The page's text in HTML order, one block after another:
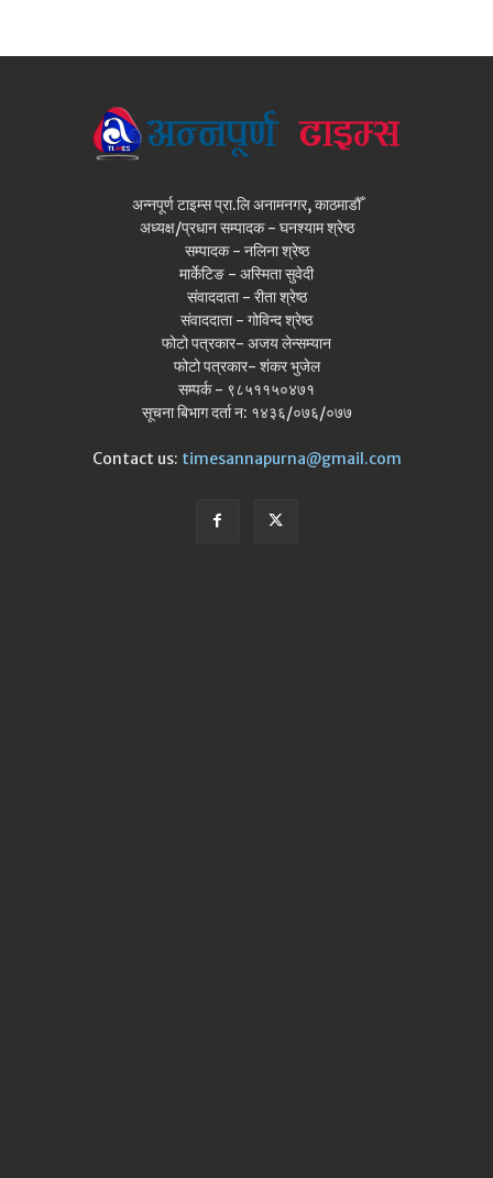
अन्नपूर्ण टाइम्स प्रा.लि अनामनगर, काठमाडौँ
अध्यक्ष/प्रधान सम्पादक - घनश्याम श्रेष्ठ
सम्पादक - नलिना श्रेष्ठ
मार्केटिङ - अस्मिता सुवेदी
संवाददाता - रीता श्रेष्ठ
संवाददाता - गोविन्द श्रेष्ठ
फोटो पत्रकार- अजय लेन्सम्यान
फोटो पत्रकार- शंकर भुजेल
सम्पर्क - ९८५११५०४७१
सूचना बिभाग दर्ता न: १४३६/०७६/०७७
Contact us: timesannapurna@gmail.com